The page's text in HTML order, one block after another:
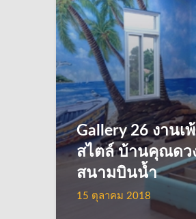
Gallery 26 งานเ
สไตล์ บ้านคุณดว
สนามบินน้ำ
15 ตุลาคม 2018